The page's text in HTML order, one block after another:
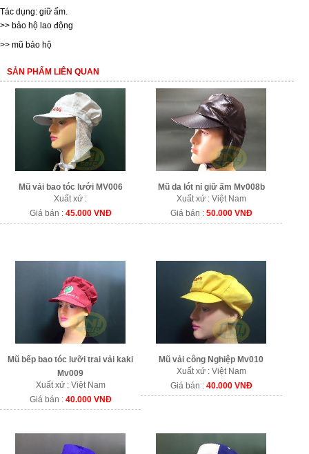
Tác dụng: giữ ấm.
>> bảo hộ lao động
>> mũ bảo hộ
SẢN PHẨM LIÊN QUAN
Mũ vải bao tóc lưới MV006
Xuất xứ :
Giá bán : 45.000 VNĐ
Mũ da lót nỉ giữ ấm Mv008b
Xuất xứ : Việt Nam
Giá bán : 50.000 VNĐ
Mũ bếp bao tóc lưỡi trai vải kaki
Mv009
Xuất xứ : Việt Nam
Giá bán : 40.000 VNĐ
Mũ vải công Nghiệp Mv010
Xuất xứ : Việt Nam
Giá bán : 40.000 VNĐ